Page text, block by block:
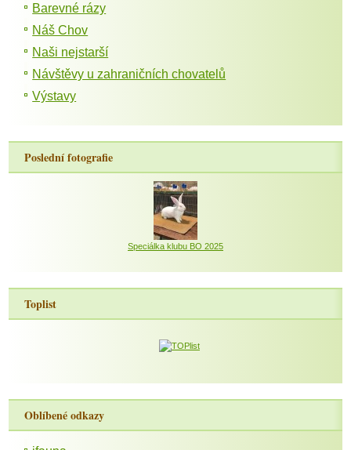
Barevné rázy
Náš Chov
Naši nejstarší
Návštěvy u zahraničních chovatelů
Výstavy
Poslední fotografie
Speciálka klubu BO 2025
Toplist
Oblíbené odkazy